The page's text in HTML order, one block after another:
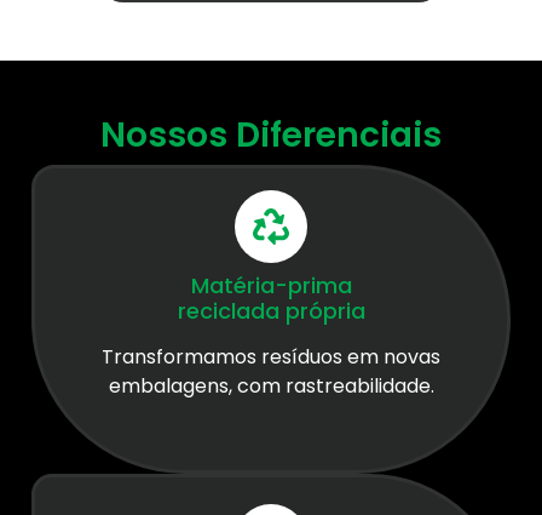
Nossos Diferenciais
Matéria-prima
reciclada própria
Transformamos resíduos em novas
embalagens, com rastreabilidade.